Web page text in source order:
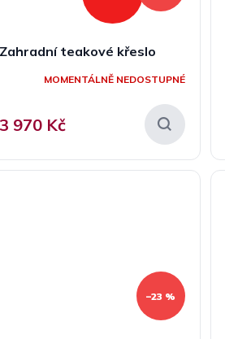
Zahradní teakové křeslo
MOMENTÁLNĚ NEDOSTUPNÉ
3 970 Kč
–23 %